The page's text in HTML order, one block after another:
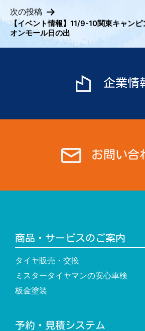
ナ
ビ
ゲ
ー
次の投稿
【イベント情報】11/9-10関東キャンピ
オンモール日の出
企業情
お問い合
商品・サービスのご案内
タイヤ販売・交換
ミスタータイヤマンの安心車検
板金塗装
予約・見積システム